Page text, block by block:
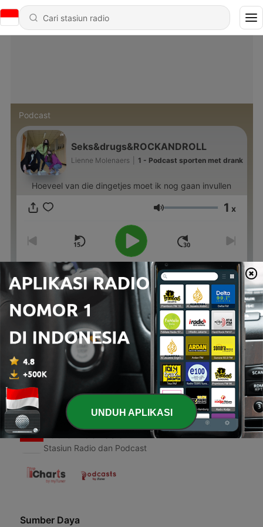
Podcast
Seks&drugs&ROCKANDROLL
Lienne Molenaers 1 - Podcast sporten met drank
Hoeveel van die dingetjes moet ik nog gaan invullen
Volume 1 x
00:00
Episode
1 - Podcast sporten met drank
09 Mar 2021
Stasiun Radio dan Podcast
Sumber Daya
UNDUH APLIKASI